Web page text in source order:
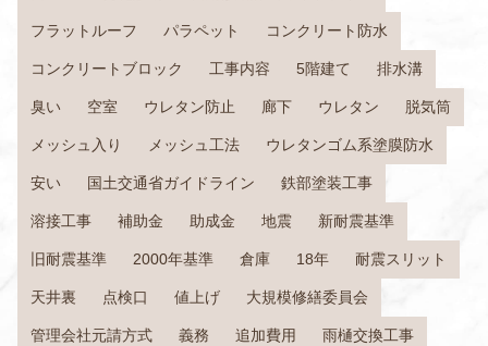
フラットルーフ パラペット コンクリート防水
コンクリートブロック 工事内容 5階建て 排水溝
臭い 空室 ウレタン防止 廊下 ウレタン 脱気筒
メッシュ入り メッシュ工法 ウレタンゴム系塗膜防水
安い 国土交通省ガイドライン 鉄部塗装工事
溶接工事 補助金 助成金 地震 新耐震基準
旧耐震基準 2000年基準 倉庫 18年 耐震スリット
天井裏 点検口 値上げ 大規模修繕委員会
管理会社元請方式 義務 追加費用 雨樋交換工事